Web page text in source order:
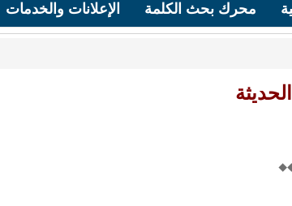
محرك بحث الكلمة الإعلانات والخدمات